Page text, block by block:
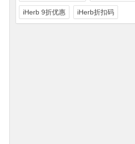
iHerb 9折优惠 iHerb折扣码